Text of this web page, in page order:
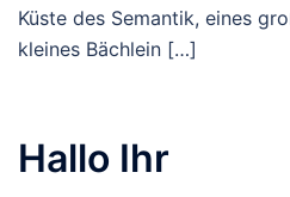
Küste des Semantik, eines
kleines Bächlein […]
Hallo Ihr